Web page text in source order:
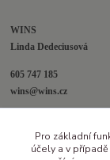
WINS
Linda
605 747 185
Šenov u N. Jičína
Pro základní
účely a v